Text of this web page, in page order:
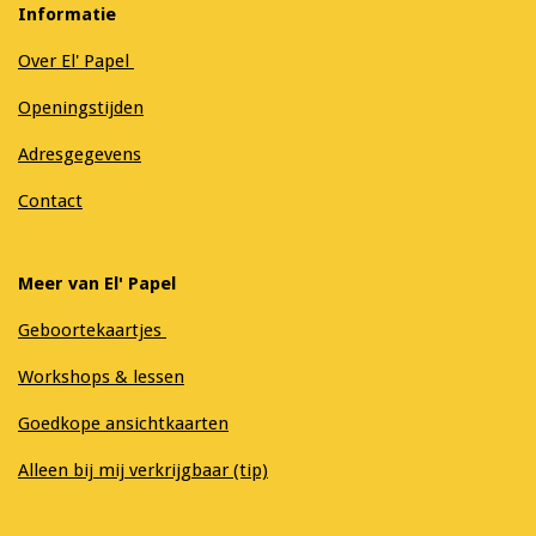
Informatie
Over El' Papel
Openingstijden
Adresgegevens
Contact
Meer van El' Papel
Geboortekaartjes
Workshops & lessen
Goedkope ansichtkaarten
Alleen bij mij verkrijgbaar (tip)